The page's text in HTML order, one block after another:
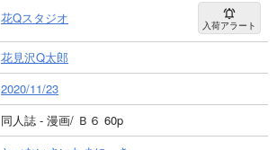
花Qスタジオ 入荷アラート
花見沢Q太郎
2020/11/23
同人誌 - 漫画/ Ｂ６ 60p